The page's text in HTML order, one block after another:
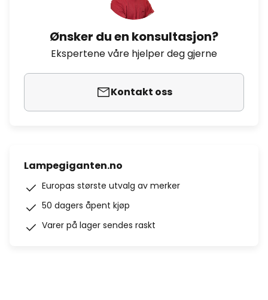
Ønsker du en konsultasjon?
Ekspertene våre hjelper deg gjerne
Kontakt oss
Lampegiganten.no
Europas største utvalg av merker
50 dagers åpent kjøp
Varer på lager sendes raskt